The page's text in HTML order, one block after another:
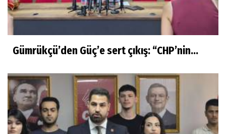
Gümrükçü’den Güç’e sert çıkış: “CHP’nin...